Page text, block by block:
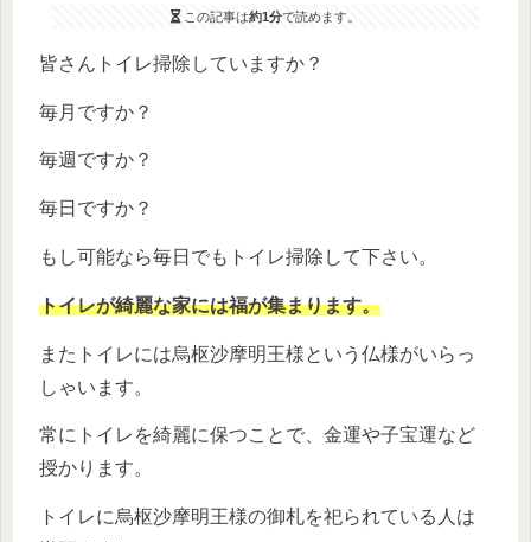
この記事は約1分で読めます。
皆さんトイレ掃除していますか？
毎月ですか？
毎週ですか？
毎日ですか？
もし可能なら毎日でもトイレ掃除して下さい。
トイレが綺麗な家には福が集まります。
またトイレには烏枢沙摩明王様という仏様がいらっ
しゃいます。
常にトイレを綺麗に保つことで、金運や子宝運など
授かります。
トイレに烏枢沙摩明王様の御札を祀られている人は